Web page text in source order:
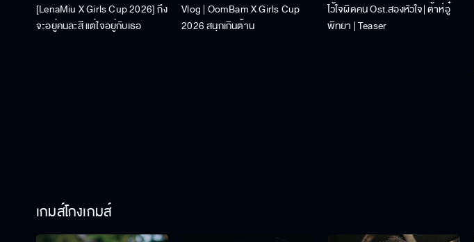
[LenaMiu X Girls Cup 2026] ถึง
จะอยู่คนละสี แต่ใจอยู่กับเธอ
Vlog | OomBam X Girls Cup
2026 สนุกเกินต้าน
ไว้ใจผิดคน Ost.สองหัวใจ| ต้าห์อู๋
พิทยา | Teaser
เกมส์โกงเกมส์